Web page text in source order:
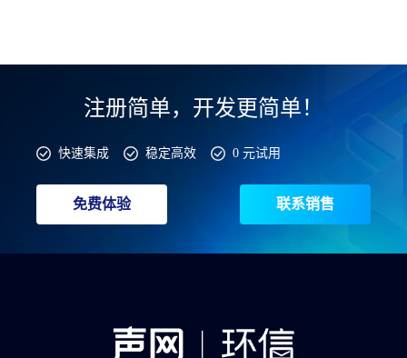
注册简单，开发更简单！
快速集成 稳定高效 0 元试用
免费体验 联系销售